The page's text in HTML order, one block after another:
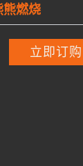
熊燃烧
立即订购